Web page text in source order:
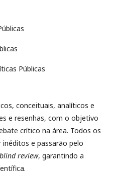
Públicas
conceituais, analíticos e
e resenhas, com o objetivo
crítico na área. Todos os
e passarão pelo
review, garantindo a